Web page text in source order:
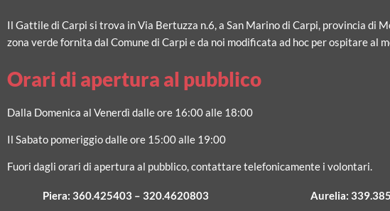
Il Gattile di Carpi si trova in Via Bertuzza n.6, a San Marino di Carpi, provincia di
zona verde fornita dal Comune di Carpi e da noi modificata ad hoc per ospitare
Orari di apertura al pubblico
Dalla Domenica al Venerdì dalle ore 16:00 alle 18:00
Il Sabato pomeriggio dalle ore 15:00 alle 19:00
Fuori dagli orari di apertura al pubblico, contattare telefonicamente i volontari.
Piera:360.425403 –320.4620803 Aurelia: